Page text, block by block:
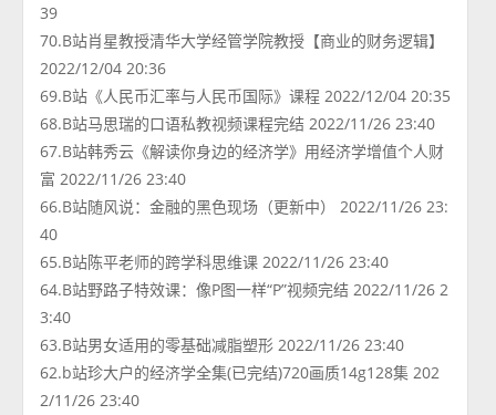
39
70.B站肖星教授清华大学经管学院教授【商业的财务逻辑】
2022/12/04 20:36
69.B站《人民币汇率与人民币国际》课程 2022/12/04 20:35
68.B站马思瑞的口语私教视频课程完结 2022/11/26 23:40
67.B站韩秀云《解读你身边的经济学》用经济学增值个人财
富 2022/11/26 23:40
66.B站随风说：金融的黑色现场（更新中） 2022/11/26 23:
40
65.B站陈平老师的跨学科思维课 2022/11/26 23:40
64.B站野路子特效课：像P图一样“P”视频完结 2022/11/26 2
3:40
63.B站男女适用的零基础减脂塑形 2022/11/26 23:40
62.b站珍大户的经济学全集(已完结)720画质14g128集 202
2/11/26 23:40